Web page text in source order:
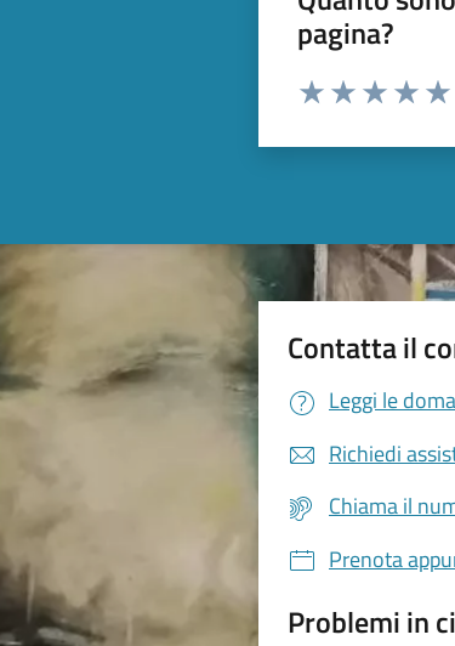
pagina?
Valuta da 1 a 5 stelle la
Contatta il
Leggi le
Richiedi
Chiama il
Prenota
Problemi in